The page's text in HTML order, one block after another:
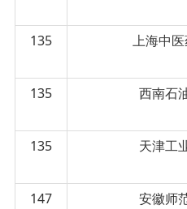
135
上海中
135
西南石
135
天津工
147
安徽师